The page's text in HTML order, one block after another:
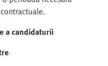
a candidaturii